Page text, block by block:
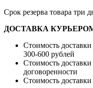
Срок резерва товара три
ДОСТАВКА
Стоимость
300-600 рублей
Стоимость
договоренности
Стоимость